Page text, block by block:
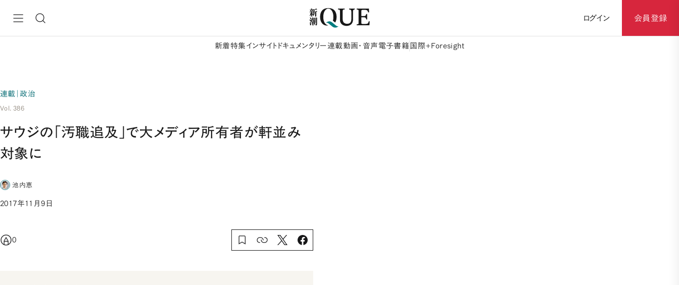
ログイン 会員登録
新着特集 インサイト ドキュメンタリー 連載動画・音声 電子書籍 国際+Foresight
連載｜政治
Vol. 386
サウジの「汚職追及」で大メディア所有者が軒並み
対象に
池内恵
2017年11月9日
0